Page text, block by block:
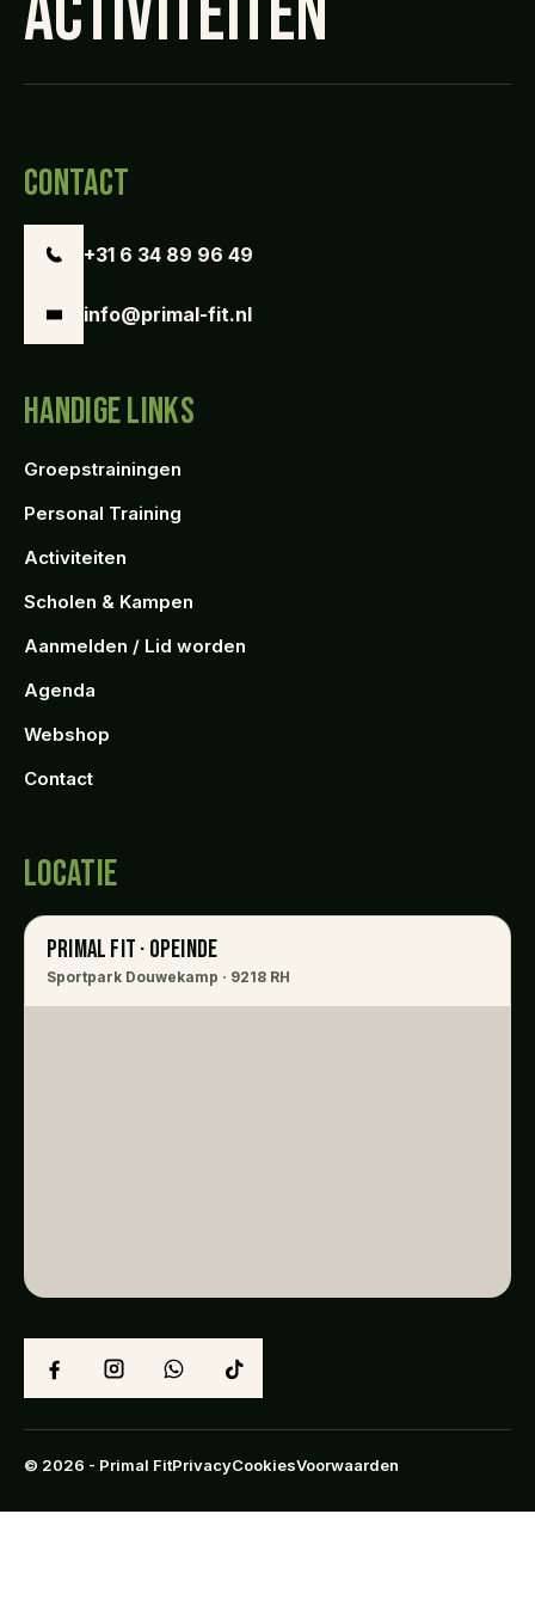
CONTACT
+31 6 34 89 96 49
info@primal-fit.nl
HANDIGE LINKS
Groepstrainingen
Personal Training
Activiteiten
Scholen & Kampen
Aanmelden / Lid worden
Agenda
Webshop
Contact
LOCATIE
PRIMAL FIT · OPEINDE
Sportpark Douwekamp · 9218 RH
© 2026 - Primal FitPrivacyCookiesVoorwaarden